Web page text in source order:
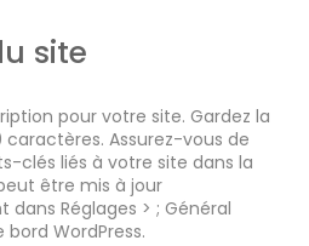
site
pour votre site. Gardez la
caractères. Assurez-vous de
clés liés à votre site dans la
être mis à jour
Réglages > ; Général
WordPress.